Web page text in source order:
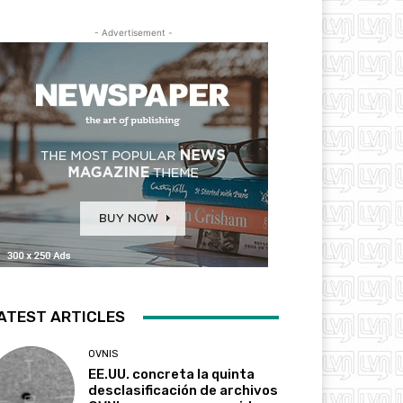
- Advertisement -
ARTICLES
OVNIS
EE.UU. concreta la quinta
desclasificación de archivos